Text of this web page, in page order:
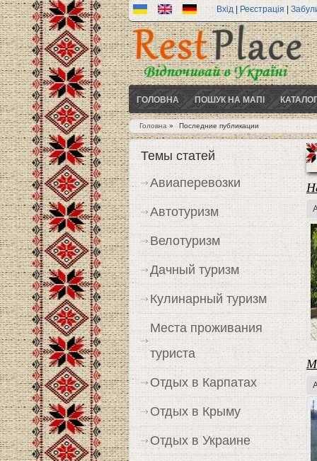
Вхід | Реєстрація|
ГОЛОВНА ПОШУК НА МАПІ
Ви є тут
Головна» Последние публикации
Темы статей
Авиаперевозки
Автотуризм
Велотуризм
Дачный туризм
Кулинарный туризм
Места проживания
туриста
Отдых в Карпатах
Отдых в Крыму
Отдых в Украине